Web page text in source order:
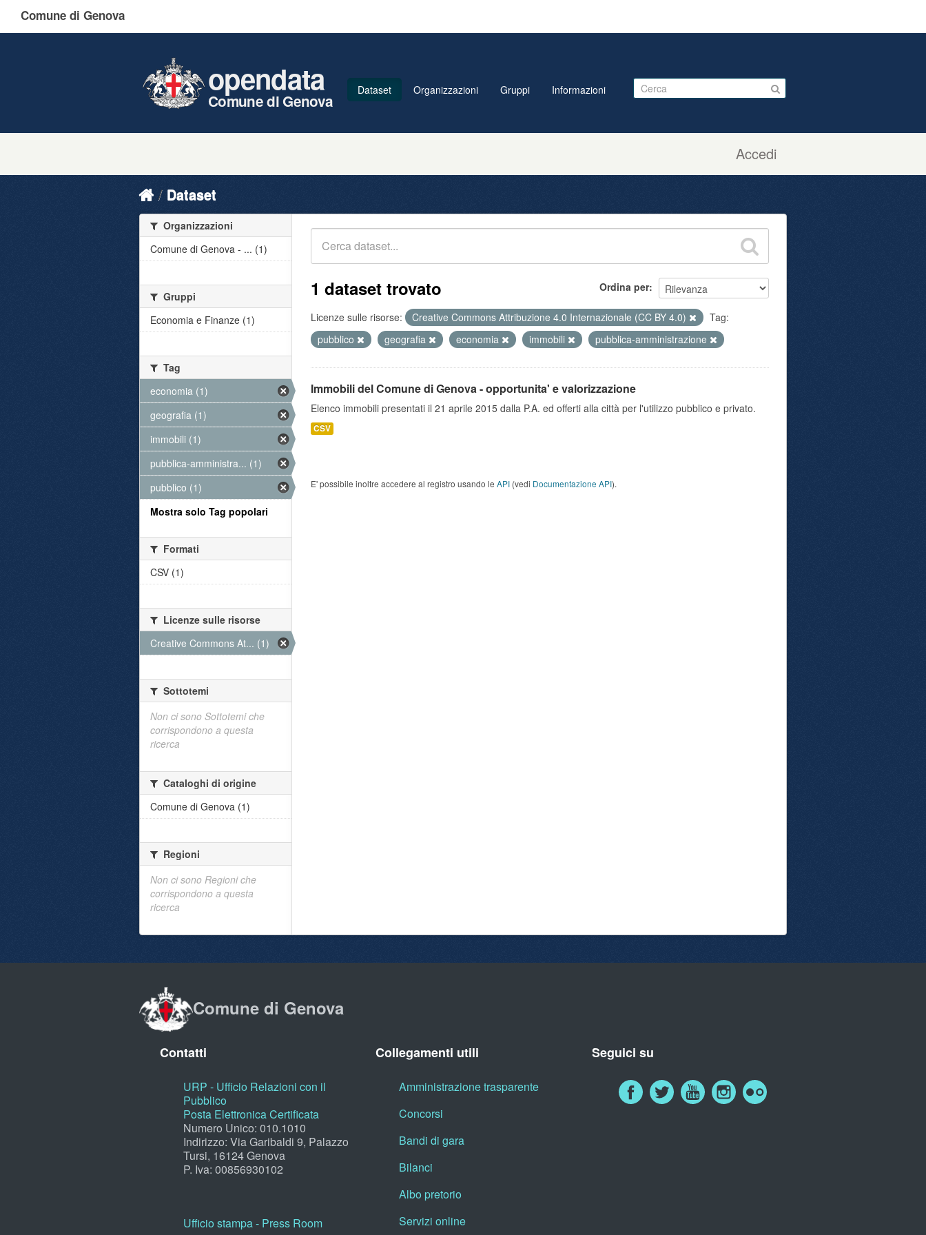
Comune di Genova
Accedi
opendata
Comune di Genova
Dataset Organizzazioni Gruppi Informazioni
Dataset
Ordina per
1 dataset trovato
Licenze sulle risorse: Creative Commons Attribuzione 4.0 Internazionale (CC BY 4.0)
Tag:
pubblico
geografia economia immobili pubblica-amministrazione
Immobili del Comune di Genova - opportunita' e valorizzazione
Elenco immobili presentati il 21 aprile 2015 dalla P.A. ed offerti alla città per l'utilizzo pubblico e privato.
CSV
E' possibile inoltre accedere al registro usando le API (vedi Documentazione API).
Organizzazioni
Comune di Genova - ... (1)
Gruppi
Economia e Finanze (1)
Tag
economia (1)
geografia (1)
immobili (1)
pubblica-amministra... (1)
pubblico (1)
Mostra solo Tag popolari
Formati
CSV (1)
Licenze sulle risorse
Creative Commons At... (1)
Sottotemi
Non ci sono Sottotemi che
corrispondono a questa
ricerca
Cataloghi di origine
Comune di Genova (1)
Regioni
Non ci sono Regioni che
corrispondono a questa
ricerca
Comune di Genova
Contatti
URP - Ufficio Relazioni con il
Pubblico
Posta Elettronica Certificata
Numero Unico: 010.1010
Indirizzo: Via Garibaldi 9, Palazzo
Tursi, 16124 Genova
P. Iva: 00856930102
Ufficio stampa - Press Room
Collegamenti utili
Amministrazione trasparente
Concorsi
Bandi di gara
Bilanci
Albo pretorio
Servizi online
Seguici su